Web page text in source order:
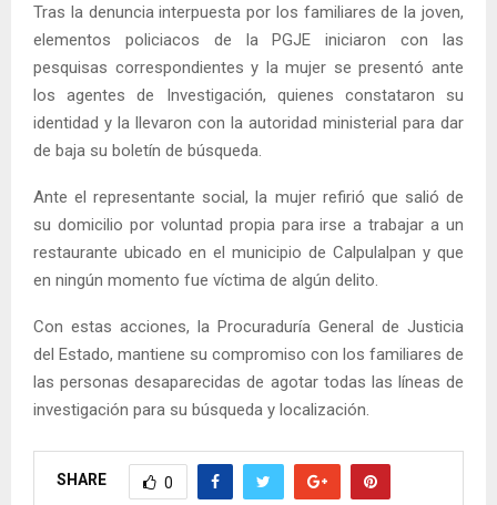
Tras la denuncia interpuesta por los familiares de la joven,
elementos policiacos de la PGJE iniciaron con las
pesquisas correspondientes y la mujer se presentó ante
los agentes de Investigación, quienes constataron su
identidad y la llevaron con la autoridad ministerial para dar
de baja su boletín de búsqueda.
Ante el representante social, la mujer refirió que salió de
su domicilio por voluntad propia para irse a trabajar a un
restaurante ubicado en el municipio de Calpulalpan y que
en ningún momento fue víctima de algún delito.
Con estas acciones, la Procuraduría General de Justicia
del Estado, mantiene su compromiso con los familiares de
las personas desaparecidas de agotar todas las líneas de
investigación para su búsqueda y localización.
SHARE 0